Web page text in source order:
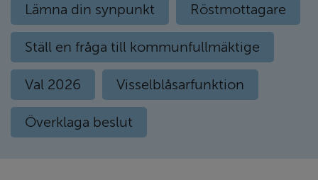
Lämna din synpunkt Röstmottagare
Ställ en fråga till kommunfullmäktige
Val 2026 Visselblåsarfunktion
Överklaga beslut